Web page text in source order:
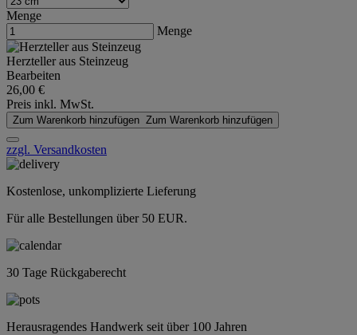
Menge
Menge
Herzteller aus Steinzeug
Bearbeiten
26,00 €
Preis inkl. MwSt.
Zum Warenkorb hinzufügen Zum Warenkorb hinzufügen
zzgl. Versandkosten
Kostenlose, unkomplizierte Lieferung
Für alle Bestellungen über 50 EUR.
30 Tage Rückgaberecht
Herausragendes Handwerk seit über 100 Jahren